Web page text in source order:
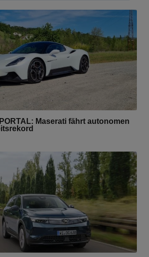
Maserati fährt autonomen